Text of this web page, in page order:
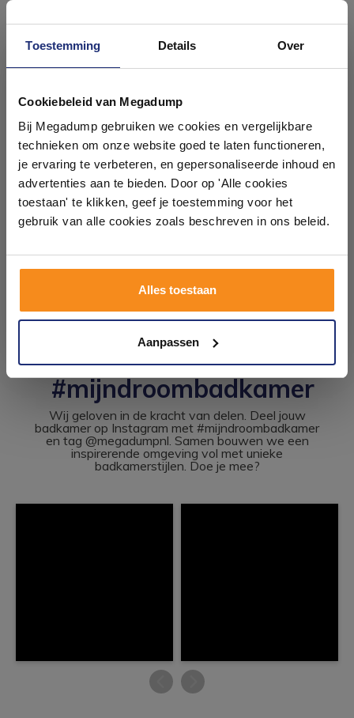
Toestemming Details Over
Cookiebeleid van Megadump
Bij Megadump gebruiken we cookies en vergelijkbare
technieken om onze website goed te laten functioneren,
je ervaring te verbeteren, en gepersonaliseerde inhoud en
advertenties aan te bieden. Door op 'Alle cookies
toestaan' te klikken, geef je toestemming voor het
gebruik van alle cookies zoals beschreven in ons beleid.
Alles toestaan
Aanpassen
TECE Inworpschacht voor
Reinigingsblokjes
(TECEsquare II Metaal,
TECEsquare II Glas en
TECEsolid)
3 weken
59,90
Meer info
#mijndroombadkamer
Wij geloven in de kracht van delen. Deel jouw
badkamer op Instagram met #mijndroombadkamer
en tag @megadumpnl. Samen bouwen we een
inspirerende omgeving vol met unieke
badkamerstijlen. Doe je mee?
badkamers in onze 1000 m²
showroom
Laat je inspireren door 21 volledig ingerichte
badkameropstellingen – van compact tot luxe. Onze
ervaren adviseurs helpen je persoonlijk, en je vindt
tegels & sanitair direct uit voorraad. Gratis parkeren
op eigen terrein.
Kom langs en ervaar zelf het verschil!